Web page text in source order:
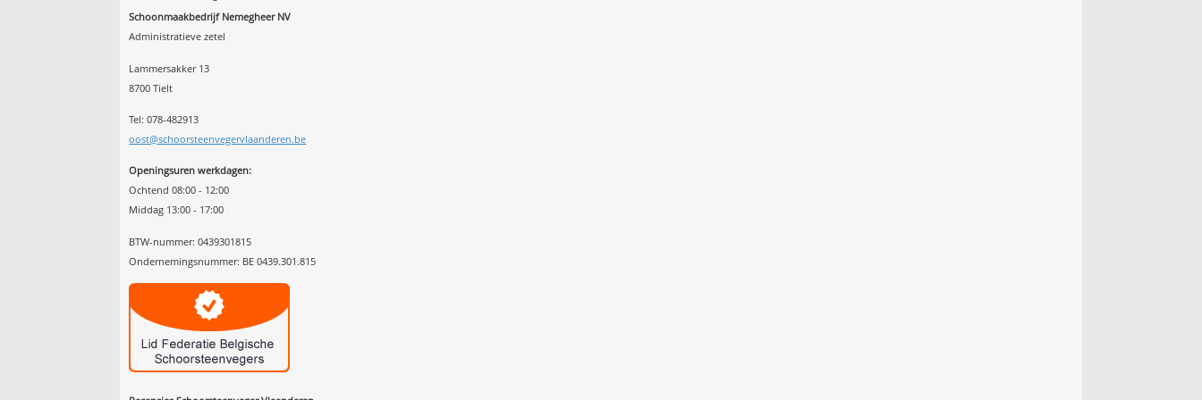
Schoonmaakbedrijf Nemegheer NV
Administratieve zetel
Lammersakker 13
8700 Tielt
Tel: 078-482913
oost@schoorsteenvegervlaanderen.be
Openingsuren werkdagen:
Ochtend 08:00 - 12:00
Middag 13:00 - 17:00
BTW-nummer: 0439301815
Ondernemingsnummer: BE 0439.301.815